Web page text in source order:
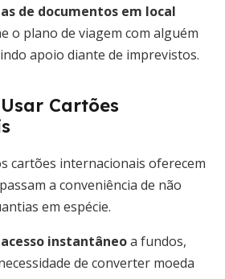
de documentos em local
o plano de viagem com alguém
apoio diante de imprevistos.
Cartões
cartões internacionais oferecem
a conveniência de não
em espécie.
instantâneoa fundos,
de converter moeda